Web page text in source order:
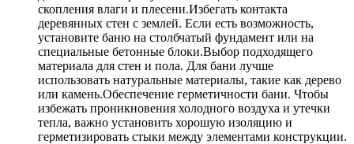
скопления влаги и плесени.Избегать контакта
деревянных стен с землей. Если есть возможность,
установите баню на столбчатый фундамент или на
специальные бетонные блоки.Выбор подходящего
материала для стен и пола. Для бани лучше
использовать натуральные материалы, такие как дерево
или камень.Обеспечение герметичности бани. Чтобы
избежать проникновения холодного воздуха и утечки
тепла, важно установить хорошую изоляцию и
герметизировать стыки между элементами конструкции.